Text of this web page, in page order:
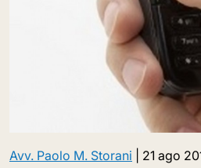
Avv. Paolo M. Storani 21 ago